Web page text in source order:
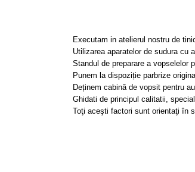
Executam in atelierul nostru de
Utilizarea aparatelor de sudura cu
Standul de preparare a vopselelor
Punem la dispoziție parbrize
Deținem cabină de vopsit pentru
Ghidati de principul calitatii,
Toţi aceşti factori sunt orientaţi în